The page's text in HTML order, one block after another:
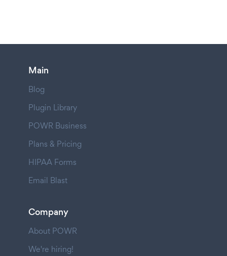
Main
Blog
Plugin Library
POWR Business
Plans & Pricing
HIPAA Forms
Email Blast
Company
About POWR
We're hiring!